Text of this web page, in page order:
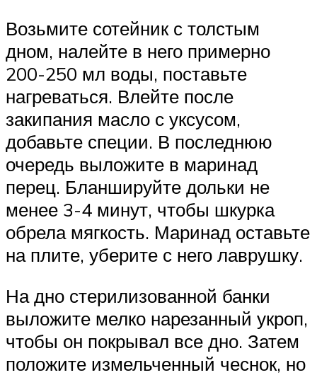
Возьмите сотейник с толстым
дном, налейте в него примерно
200-250 мл воды, поставьте
нагреваться. Влейте после
закипания масло с уксусом,
добавьте специи. В последнюю
очередь выложите в маринад
перец. Бланшируйте дольки не
менее 3-4 минут, чтобы шкурка
обрела мягкость. Маринад оставьте
на плите, уберите с него лаврушку.
На дно стерилизованной банки
выложите мелко нарезанный укроп,
чтобы он покрывал все дно. Затем
положите измельченный чеснок, но